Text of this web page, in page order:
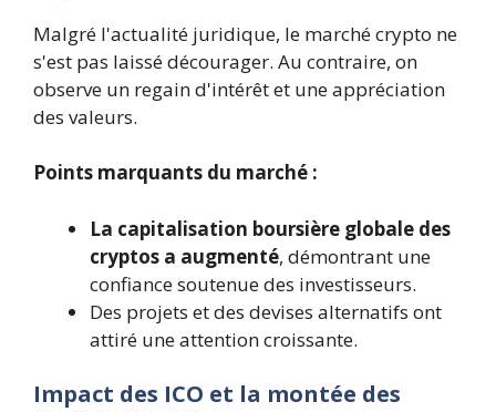
Malgré l'actualité juridique, le marché crypto ne
s'est pas laissé décourager. Au contraire, on
observe un regain d'intérêt et une appréciation
des valeurs.
Points marquants du marché :
La capitalisation boursière globale des
cryptos a augmenté, démontrant une
confiance soutenue des investisseurs.
Des projets et des devises alternatifs ont
attiré une attention croissante.
Impact des ICO et la montée des